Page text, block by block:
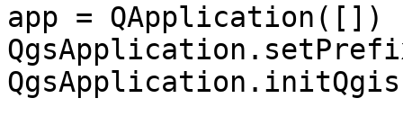
app = QApplication([])